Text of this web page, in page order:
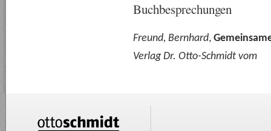
Buchbesprechungen
Freund, Bernhard,
Verlag Dr. Otto-Schmidt vom